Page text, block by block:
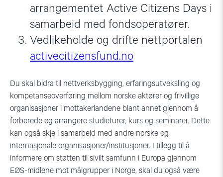
arrangementet Active Citizens Days i
samarbeid med fondsoperatører.
Vedlikeholde og drifte nettportalen
activecitizensfund.no
Du skal bidra til nettverksbygging, erfaringsutveksling og
kompetanseoverføring mellom norske aktører og frivillige
organisasjoner i mottakerlandene blant annet gjennom å
forberede og arrangere studieturer, kurs og seminarer. Dette
kan også skje i samarbeid med andre norske og
internasjonale organisasjoner/institusjoner. I tillegg til å
informere om støtten til sivilt samfunn i Europa gjennom
EØS-midlene mot målgrupper i Norge, skal du også være